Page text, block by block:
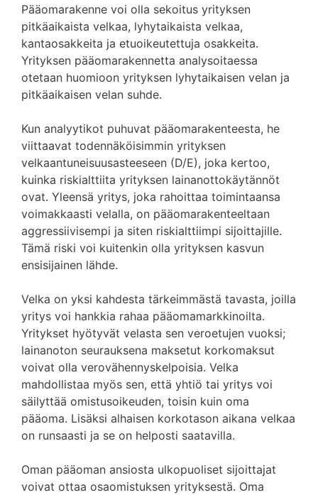
Pääomarakenne voi olla sekoitus yrityksen
pitkäaikaista velkaa, lyhytaikaista velkaa,
kantaosakkeita ja etuoikeutettuja osakkeita.
Yrityksen pääomarakennetta analysoitaessa
otetaan huomioon yrityksen lyhytaikaisen velan ja
pitkäaikaisen velan suhde.
Kun analyytikot puhuvat pääomarakenteesta, he
viittaavat todennäköisimmin yrityksen
velkaantuneisuusasteeseen (D/E), joka kertoo,
kuinka riskialttiita yrityksen lainanottokäytännöt
ovat. Yleensä yritys, joka rahoittaa toimintaansa
voimakkaasti velalla, on pääomarakenteeltaan
aggressiivisempi ja siten riskialttiimpi sijoittajille.
Tämä riski voi kuitenkin olla yrityksen kasvun
ensisijainen lähde.
Velka on yksi kahdesta tärkeimmästä tavasta, joilla
yritys voi hankkia rahaa pääomamarkkinoilta.
Yritykset hyötyvät velasta sen veroetujen vuoksi;
lainanoton seurauksena maksetut korkomaksut
voivat olla verovähennyskelpoisia. Velka
mahdollistaa myös sen, että yhtiö tai yritys voi
säilyttää omistusoikeuden, toisin kuin oma
pääoma. Lisäksi alhaisen korkotason aikana velkaa
on runsaasti ja se on helposti saatavilla.
Oman pääoman ansiosta ulkopuoliset sijoittajat
voivat ottaa osaomistuksen yrityksestä. Oma